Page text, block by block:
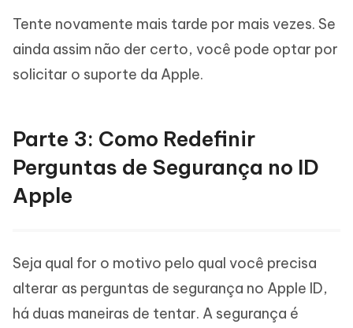
Tente novamente mais tarde por mais vezes. Se
ainda assim não der certo, você pode optar por
solicitar o suporte da Apple.
Parte 3: Como Redefinir
Perguntas de Segurança no ID
Apple
Seja qual for o motivo pelo qual você precisa
alterar as perguntas de segurança no Apple ID,
há duas maneiras de tentar. A segurança é